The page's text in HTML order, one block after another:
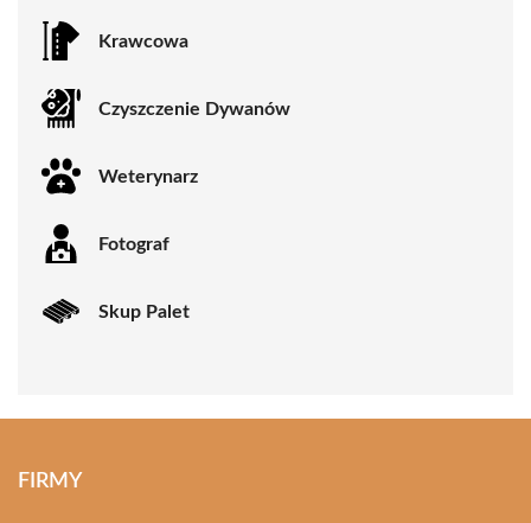
Krawcowa
Czyszczenie Dywanów
Weterynarz
Fotograf
Skup Palet
FIRMY